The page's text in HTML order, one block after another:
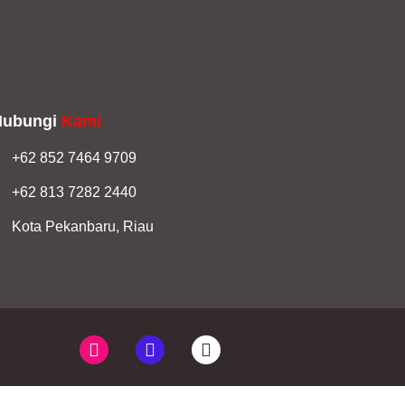
Kami
+62 852 7464 9709
+62 813 7282 2440
Kota Pekanbaru, Riau